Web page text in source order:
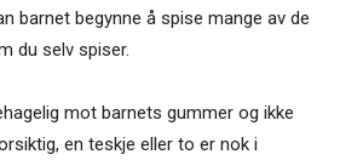
barnet begynne å spise mange av de
du selv spiser.
mot barnets gummer og ikke
en teskje eller to er nok i